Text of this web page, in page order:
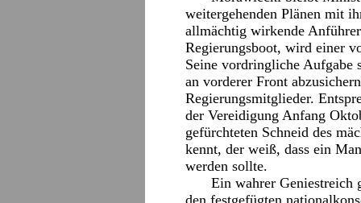
weitergehenden Plänen mit
allmächtig wirkende
Regierungsboot, wird einer
Seine vordringliche
an vorderer Front
Regierungsmitglieder.
der Vereidigung Anfang
gefürchteten Schneid des
kennt, der weiß, dass ein
werden sollte.
Ein wahrer Geniestreich
den festgefügten